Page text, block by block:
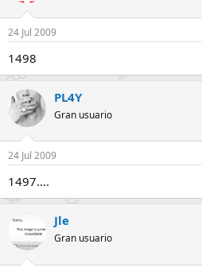
24 Jul 2009
1498
PL4Y
Gran usuario
24 Jul 2009
1497....
Jle
Gran usuario